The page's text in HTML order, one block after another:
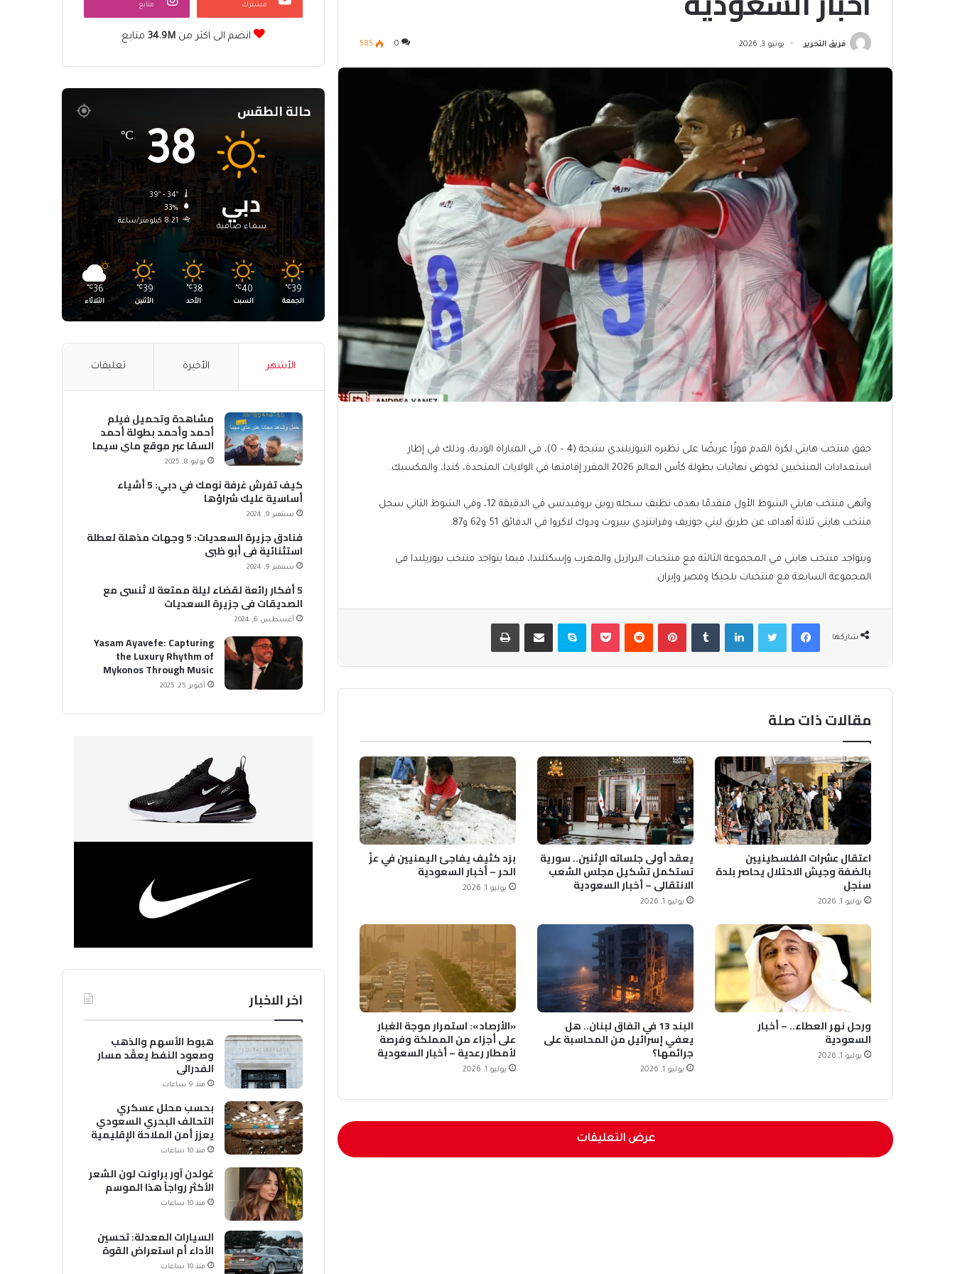
فريق التحرير يونيو 3, 2026 0
585
حقق منتخب هايتي لكرة القدم فوزًا عريضًا على نظيره النيوزيلندي بنتيجة (4 – 0)، في المباراة الودية، وذلك في إطار
استعدادات المنتخبين لخوض نهائيات بطولة كأس العالم 2026 المقرر إقامتها في الولايات المتحدة، كندا، والمكسيك.
وأنهى منتخب هايتي الشوط الأول متقدمًا بهدف نظيف سجله روبن بروفيدنس في الدقيقة 12، وفي الشوط الثاني سجل
منتخب هايتي ثلاثة أهداف عن طريق ليني جوزيف وفرانتزدي بييروت ودوك لاكروا في الدقائق 51 و62 و87.
ويتواجد منتخب هايتي في المجموعة الثالثة مع منتخبات البرازيل والمغرب وإسكتلندا، فيما يتواجد منتخب نيوزيلندا في
المجموعة السابعة مع منتخبات بلجيكا ومصر وإيران.
شاركها
فيسبوكتويتر لينكدإن بينتيريست بوكيت سكايب مشاركة عبر البريد طباعة
مقالات ذات صلة
اعتقال عشرات الفلسطينيين
بالضفة وجيش الاحتلال يحاصر بلدة
سنجل
يوليو 1, 2026
يعقد أولى جلساته الإثنين.. سورية
تستكمل تشكيل مجلس الشعب
الانتقالي – أخبار السعودية
يوليو 1, 2026
برَد كثيف يفاجئ اليمنيين في عزّ
الحر – أخبار السعودية
يوليو 1, 2026
ورحل نهر العطاء.. – أخبار
السعودية
يوليو 1, 2026
البند 13 في اتفاق لبنان.. هل
يعفي إسرائيل من المحاسبة على
جرائمها؟
يوليو 1, 2026
«الأرصاد»: استمرار موجة الغبار
على أجزاء من المملكة وفرصة
لأمطار رعدية – أخبار السعودية
يوليو 1, 2026
عرض التعليقات
مشترك متابع
انضم الى اكثر من34.9M متابع
حالة الطقس
دبي
سماء صافية
38
℃
33%
8.21 كيلومتر/ساعة
39
℃
الجمعة
40
℃
السبت
38
℃
الأحد
39
℃
الأثنين
36
℃
الثلاثاء
الأشهر الأخيرة تعليقات
مشاهدة وتحميل فيلم
أحمد وأحمد بطولة أحمد
السقا عبر موقع ماي سيما
MyCima (وي سيما WeCima)
يوليو 8, 2025
كيف تفرش غرفة نومك في دبي: 5 أشياء
أساسية عليك شراؤها
سبتمبر 9, 2024
فنادق جزيرة السعديات: 5 وجهات مذهلة لعطلة
استثنائية في أبو ظبي
سبتمبر 9, 2024
5 أفكار رائعة لقضاء ليلة ممتعة لا تُنسى مع
الصديقات في جزيرة السعديات
أغسطس 6, 2024
Yasam Ayavefe: Capturing
the Luxury Rhythm of
Mykonos Through Music
أكتوبر 25, 2025
اخر الاخبار
هبوط الأسهم والذهب
وصعود النفط يعقّد مسار
الفدرالي
منذ 9 ساعات
بحسب محلل عسكري
التحالف البحري السعودي
يعزز أمن الملاحة الإقليمية
والدولية
منذ 10 ساعات
غولدن آور براونت لون الشعر
الأكثر رواجاً هذا الموسم
منذ 10 ساعات
السيارات المعدلة: تحسين
الأداء أم استعراض القوة
منذ 10 ساعات